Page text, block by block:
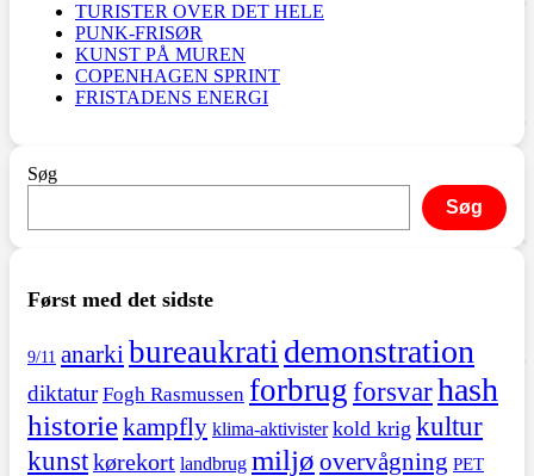
TURISTER OVER DET HELE
PUNK-FRISØR
KUNST PÅ MUREN
COPENHAGEN SPRINT
FRISTADENS ENERGI
Søg
Søg
Først med det sidste
9/11 anarki bureaukrati demonstration
diktatur Fogh Rasmussen forbrugforsvarhash
historiekampfly klima-aktivister kold krig kultur
kunstkørekort landbrug miljø overvågning PET